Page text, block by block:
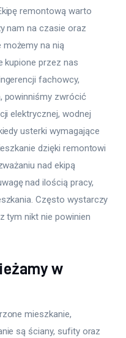
remontową warto
nam na czasie oraz
na nią
kupione przez nas
fachowcy,
powinniśmy zwrócić
elektrycznej, wodnej
usterki wymagające
dzięki remontowi
nad ekipą
nad ilością pracy,
Często wystarczy
tym nikt nie powinien
w
mieszkanie,
są ściany, sufity oraz